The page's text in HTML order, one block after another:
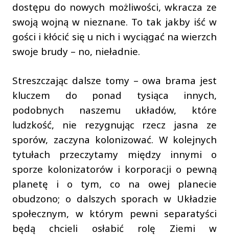
dostępu do nowych możliwości, wkracza ze
swoją wojną w nieznane. To tak jakby iść w
gości i kłócić się u nich i wyciągać na wierzch
swoje brudy – no, nieładnie.
Streszczając dalsze tomy – owa brama jest
kluczem do ponad tysiąca innych,
podobnych naszemu układów, które
ludzkość, nie rezygnując rzecz jasna ze
sporów, zaczyna kolonizować. W kolejnych
tytułach przeczytamy między innymi o
sporze kolonizatorów i korporacji o pewną
planetę i o tym, co na owej planecie
obudzono; o dalszych sporach w Układzie
społecznym, w którym pewni separatyści
będą chcieli osłabić rolę Ziemi w